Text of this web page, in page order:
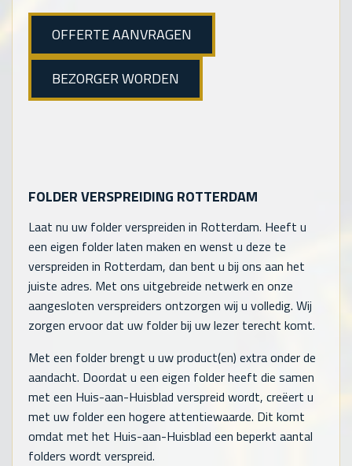
OFFERTE AANVRAGEN
BEZORGER WORDEN
FOLDER VERSPREIDING ROTTERDAM
Laat nu uw folder verspreiden in Rotterdam. Heeft u
een eigen folder laten maken en wenst u deze te
verspreiden in Rotterdam, dan bent u bij ons aan het
juiste adres. Met ons uitgebreide netwerk en onze
aangesloten verspreiders ontzorgen wij u volledig. Wij
zorgen ervoor dat uw folder bij uw lezer terecht komt.
Met een folder brengt u uw product(en) extra onder de
aandacht. Doordat u een eigen folder heeft die samen
met een Huis-aan-Huisblad verspreid wordt, creëert u
met uw folder een hogere attentiewaarde. Dit komt
omdat met het Huis-aan-Huisblad een beperkt aantal
folders wordt verspreid.